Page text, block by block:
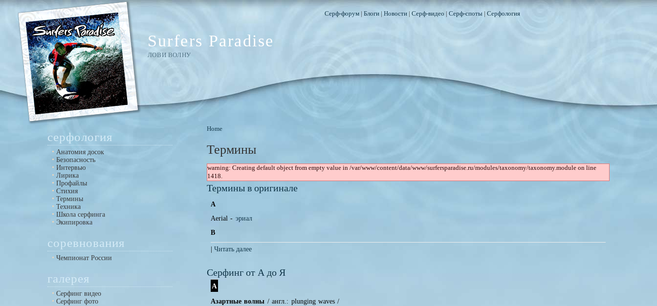
Surfers Paradise
ЛОВИ ВОЛНУ
Серф-форум| Блоги| Новости| Серф-видео Серф-споты| Серфология
серфология
Анатомия досок
Безопасность
Интервью
Лирика
Профайлы
Стихия
Термины
Техника
Школа серфинга
Экипировка
соревнования
Чемпионат России
галерея
Серфинг видео
Серфинг фото
Home
Термины
warning: Creating default object from empty value in /var/www/content/data/www/surfersparadise.ru/modules/taxonomy/taxonomy.module on line
1418.
Термины в оригинале
A
Aerial - эриал
B
Читать далее
Серфинг от А до Я
А
Азартные волны / англ.: plunging waves /